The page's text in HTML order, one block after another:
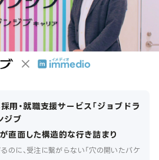
用・就職支援サービス「ジョブドラ
ジブ
直面した構造的な行き詰まり
のに、受注に繋がらない「穴の開いたバケ